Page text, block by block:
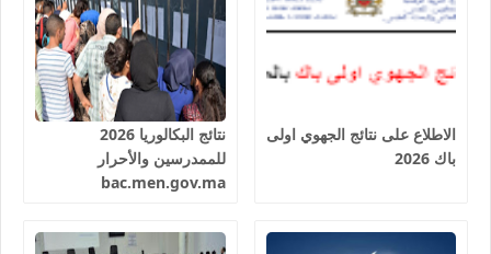
الاطلاع على نتائج الجهوي اولى
باك 2026
نتائج البكالوريا 2026
للممدرسين والأحرار
bac.men.gov.ma